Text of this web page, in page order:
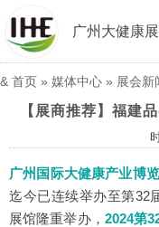
广州大健康
& 首页 » 媒体中心 » 展会新
【展商推荐】福建
广州国际大健康产业博
迄今已连续举办至第32
展馆隆重举办， 2024第